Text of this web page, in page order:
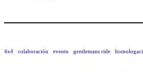
4x4 colaboración evento gentlemans ride